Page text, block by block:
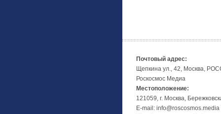
Почтовый адрес:
Щепкина ул., 42, Москва,
Роскосмос Медиа
Местоположение:
121059, г. Москва,
E-mail: info@roscosmos.media